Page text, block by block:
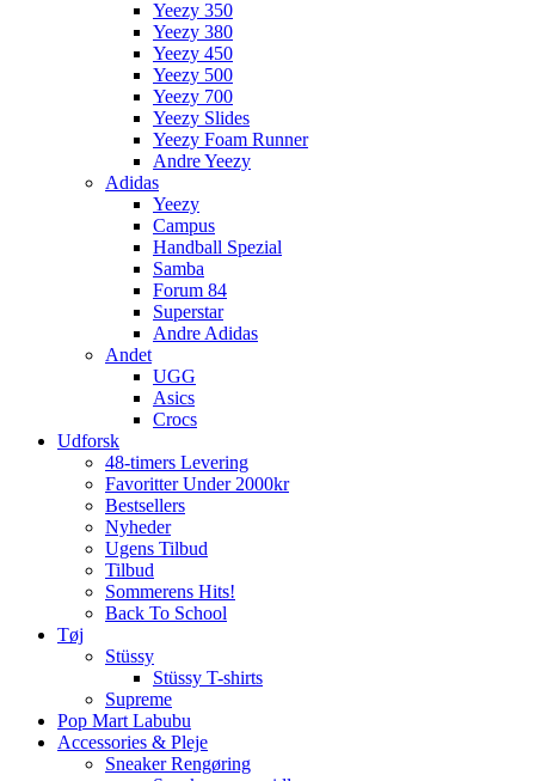
Yeezy 350
Yeezy 380
Yeezy 450
Yeezy 500
Yeezy 700
Yeezy Slides
Yeezy Foam Runner
Andre Yeezy
Adidas
Yeezy
Campus
Handball Spezial
Samba
Forum 84
Superstar
Andre Adidas
Andet
UGG
Asics
Crocs
Udforsk
48-timers Levering
Favoritter Under 2000kr
Bestsellers
Nyheder
Ugens Tilbud
Tilbud
Sommerens Hits!
Back To School
Tøj
Stüssy
Stüssy T-shirts
Supreme
Pop Mart Labubu
Accessories & Pleje
Sneaker Rengøring